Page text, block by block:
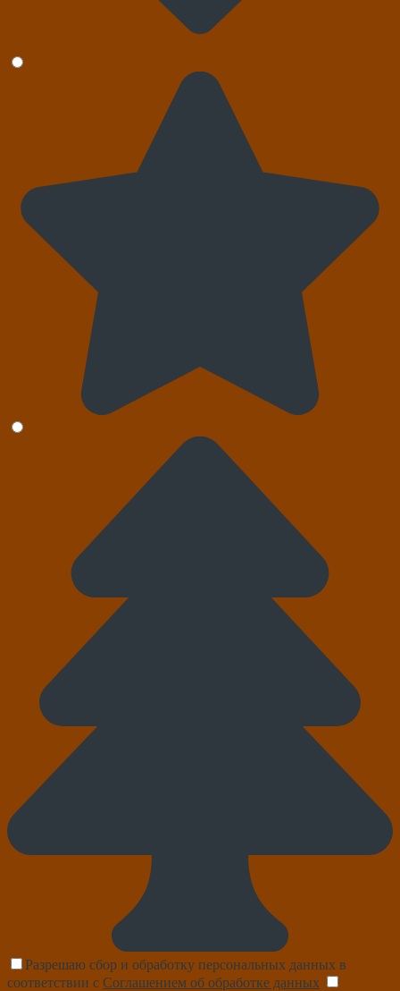
Разрешаю сбор и обработку персональных данных в
соответствии с Соглашением об обработке данных